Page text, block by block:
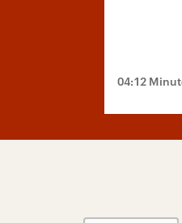
04:12